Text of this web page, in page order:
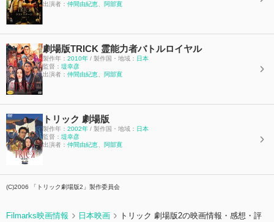
出演者： 仲間由紀恵 阿部寛
劇場版TRICK 霊能力者バトルロイヤル
製作年： 2010年 / 製作国・地域： 日本
監督： 堤幸彦
出演者： 仲間由紀恵 阿部寛
トリック 劇場版
製作年： 2002年 / 製作国・地域： 日本
監督： 堤幸彦
出演者： 仲間由紀恵 阿部寛
(C)2006 「トリック劇場版2」製作委員会
Filmarks映画情報 日本映画
トリック 劇場版2の映画情報・感想・評